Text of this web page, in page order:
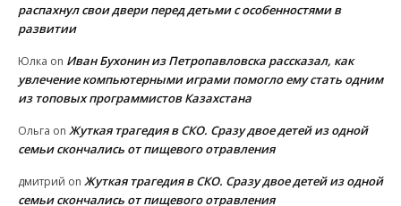
распахнул свои двери перед детьми с особенностями в
развитии
Юлка on Иван Бухонин из Петропавловска рассказал, как
увлечение компьютерными играми помогло ему стать одним
из топовых программистов Казахстана
Ольга on Жуткая трагедия в СКО. Сразу двое детей из одной
семьи скончались от пищевого отравления
дмитрий on Жуткая трагедия в СКО. Сразу двое детей из одной
семьи скончались от пищевого отравления